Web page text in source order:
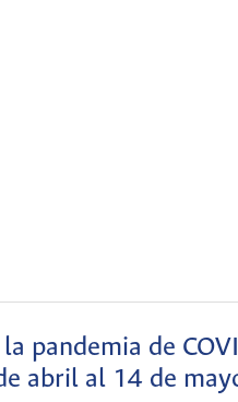
pandemia de
abril al 14 de